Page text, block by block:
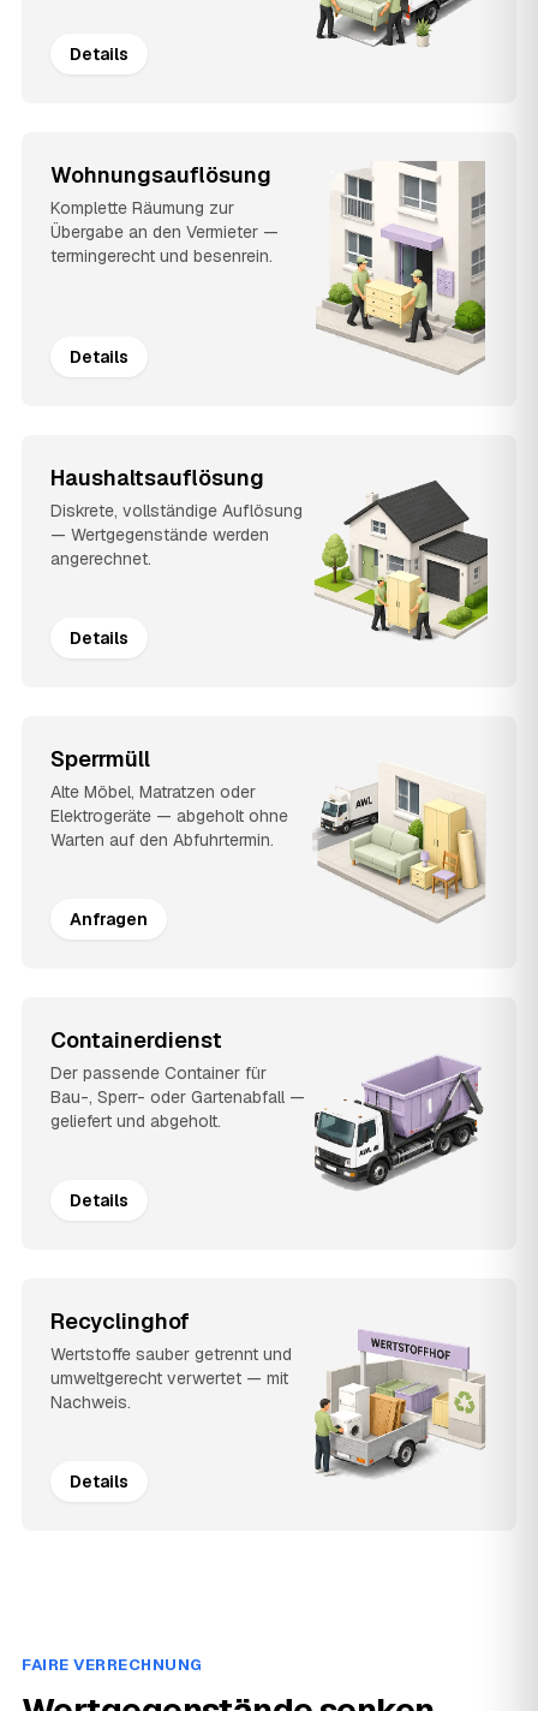
Details
Wohnungsauflösung
Komplette Räumung zur
Übergabe an den Vermieter —
termingerecht und besenrein.
Details
Haushaltsauflösung
Diskrete, vollständige Auflösung
— Wertgegenstände werden
angerechnet.
Details
Sperrmüll
Alte Möbel, Matratzen oder
Elektrogeräte — abgeholt ohne
Warten auf den Abfuhrtermin.
Anfragen
Containerdienst
Der passende Container für
Bau-, Sperr- oder Gartenabfall —
geliefert und abgeholt.
Details
Recyclinghof
Wertstoffe sauber getrennt und
umweltgerecht verwertet — mit
Nachweis.
Details
FAIRE VERRECHNUNG